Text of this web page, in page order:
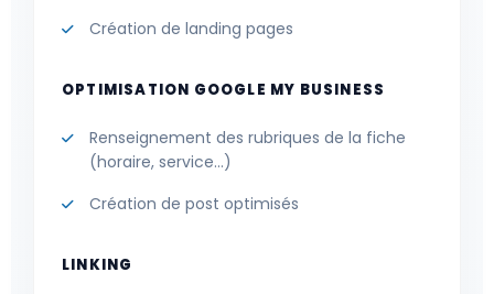
Création de landing pages
OPTIMISATION GOOGLE MY BUSINESS
Renseignement des rubriques de la fiche
(horaire, service…)
Création de post optimisés
LINKING